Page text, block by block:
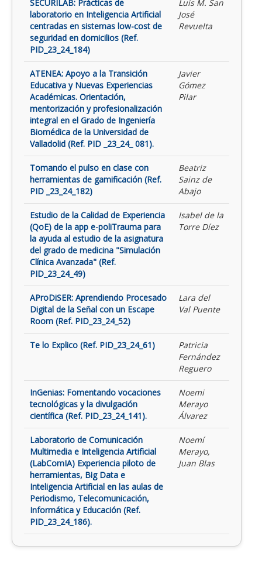
SECURILAB: Prácticas de
laboratorio en Inteligencia Artificial
centradas en sistemas low-cost de
seguridad en domicilios (Ref.
PID_23_24_184)
Luis M. San
José
Revuelta
ATENEA: Apoyo a la Transición
Educativa y Nuevas Experiencias
Académicas. Orientación,
mentorización y profesionalización
integral en el Grado de Ingeniería
Biomédica de la Universidad de
Valladolid (Ref. PID _23_24_ 081).
Javier
Gómez
Pilar
Tomando el pulso en clase con
herramientas de gamificación (Ref.
PID _23_24_182)
Beatriz
Sainz de
Abajo
Estudio de la Calidad de Experiencia
(QoE) de la app e-poliTrauma para
la ayuda al estudio de la asignatura
del grado de medicina "Simulación
Clínica Avanzada" (Ref.
PID_23_24_49)
Isabel de la
Torre Díez
AProDiSER: Aprendiendo Procesado
Digital de la Señal con un Escape
Room (Ref. PID_23_24_52)
Lara del
Val Puente
Te lo Explico (Ref. PID_23_24_61)
Patricia
Fernández
Reguero
InGenias: Fomentando vocaciones
tecnológicas y la divulgación
científica (Ref. PID_23_24_141).
Noemi
Merayo
Álvarez
Laboratorio de Comunicación
Multimedia e Inteligencia Artificial
(LabComIA) Experiencia piloto de
herramientas, Big Data e
Inteligencia Artificial en las aulas de
Periodismo, Telecomunicación,
Informática y Educación (Ref.
PID_23_24_186).
Noemí
Merayo,
Juan Blas